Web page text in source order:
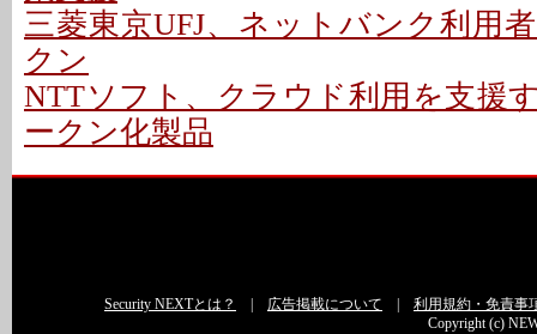
三菱東京UFJ、ネットバンク利用
クン
NTTソフト、クラウド利用を支援
ークン化製品
Security NEXTとは？ 広告掲載について
利用規約・免責事
Copyright (c)